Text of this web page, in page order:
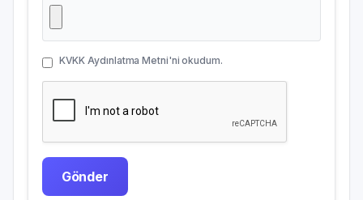
KVKK Aydınlatma Metni'ni okudum.
Gönder